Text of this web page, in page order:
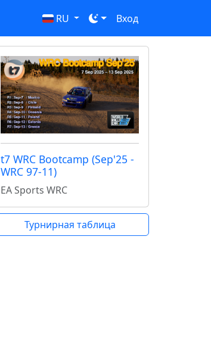
RU Вход
t7 WRC Bootcamp (Sep'25 -
WRC 97-11)
EA Sports WRC
Турнирная таблица